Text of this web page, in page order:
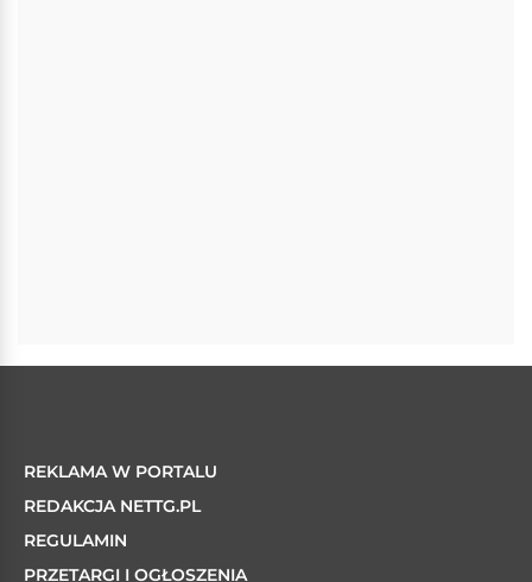
REKLAMA W PORTALU
REDAKCJA NETTG.PL
REGULAMIN
PRZETARGI I OGŁOSZENIA